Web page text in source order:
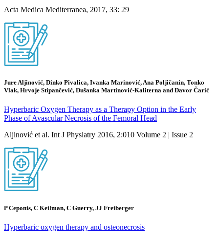
Acta Medica Mediterranea, 2017, 33: 29
Jure Aljinović, Dinko Pivalica, Ivanka Marinović, Ana Poljičanin, Tonko
Vlak, Hrvoje Stipančević, Dušanka Martinović-Kaliterna and Davor Čarić
Hyperbaric Oxygen Therapy as a Therapy Option in the Early
Phase of Avascular Necrosis of the Femoral Head
Aljinović et al. Int J Physiatry 2016, 2:010 Volume 2 | Issue 2
P Ceponis, C Keilman, C Guerry, JJ Freiberger
Hyperbaric oxygen therapy and osteonecrosis